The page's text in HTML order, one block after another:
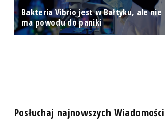
Bakteria Vibrio jest w Bałtyku, ale nie
ma powodu do paniki
Posłuchaj najnowszych